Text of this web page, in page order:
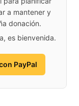
a mantener y
donación.
es bienvenida.
PayPal